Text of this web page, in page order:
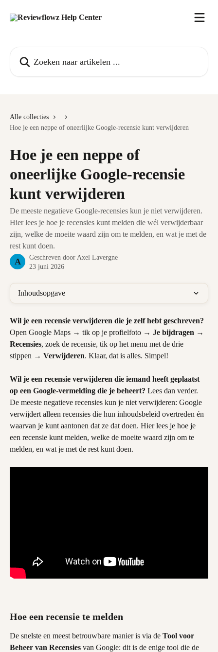
Alle collecties
Hoe je een neppe of oneerlijke Google-recensie kunt verwijderen
Hoe je een neppe of
oneerlijke Google-recensie
kunt verwijderen
De meeste negatieve Google-recensies kun je niet verwijderen.
Hier lees je hoe je recensies kunt melden die wél verwijderbaar
zijn, welke de moeite waard zijn om te melden, en wat je met de
rest kunt doen.
A Geschreven door Axel Lavergne
23 juni 2026
Inhoudsopgave
Wil je een recensie verwijderen die je zelf hebt geschreven?
Open Google Maps → tik op je profielfoto → Je bijdragen →
Recensies, zoek de recensie, tik op het menu met de drie
stippen → Verwijderen. Klaar, dat is alles. Simpel!
Wil je een recensie verwijderen die iemand heeft geplaatst
op een Google-vermelding die je beheert? Lees dan verder.
De meeste negatieve recensies kun je niet verwijderen: Google
verwijdert alleen recensies die hun inhoudsbeleid overtreden én
waarvan je kunt aantonen dat ze dat doen. Hier lees je hoe je
een recensie kunt melden, welke de moeite waard zijn om te
melden, en wat je met de rest kunt doen.
Hoe een recensie te melden
De snelste en meest betrouwbare manier is via de Tool voor
Beheer van Recensies van Google: dit is de enige tool die de